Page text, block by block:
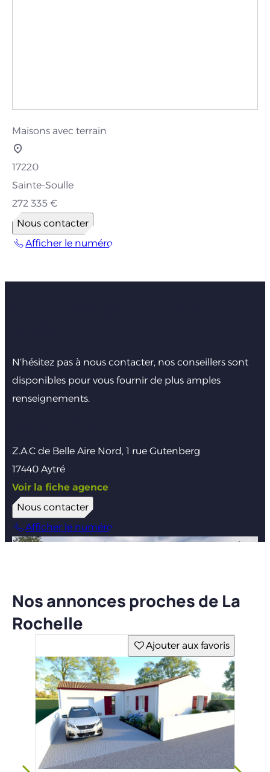
Maisons avec terrain
17220
Sainte-Soulle
272 335 €
Nous contacter
Afficher le numéro
N’hésitez pas à nous contacter, nos conseillers sont
disponibles pour vous fournir de plus amples
renseignements.
Z.A.C de Belle Aire Nord, 1 rue Gutenberg
17440 Aytré
Voir la fiche agence
Nous contacter
Afficher le numéro
Nos annonces proches de La
Rochelle
Ajouter aux favoris